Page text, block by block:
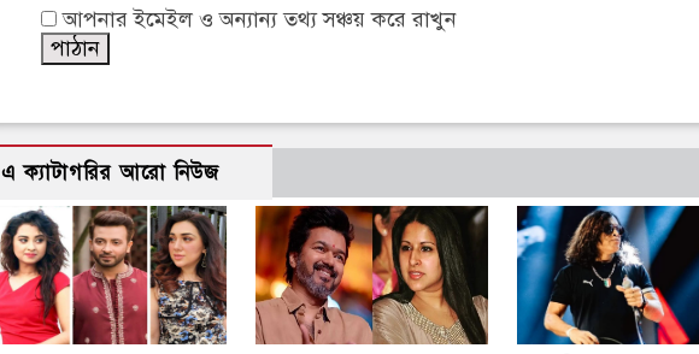
আপনার ইমেইল ও অন্যান্য তথ্য সঞ্চয় করে রাখুন
এ ক্যাটাগরির আরো নিউজ